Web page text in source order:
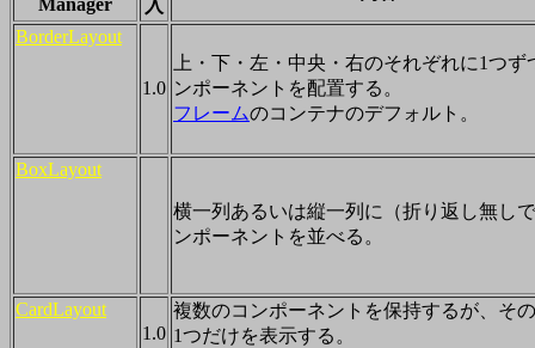
入
BorderLayout
1.0
上・下・左・中央・右のそれぞれに1つず
ンポーネントを配置する。
フレームのコンテナのデフォルト。
BoxLayout
横一列あるいは縦一列に（折り返し無し
ンポーネントを並べる。
CardLayout
1.0
複数のコンポーネントを保持するが、そ
1つだけを表示する。